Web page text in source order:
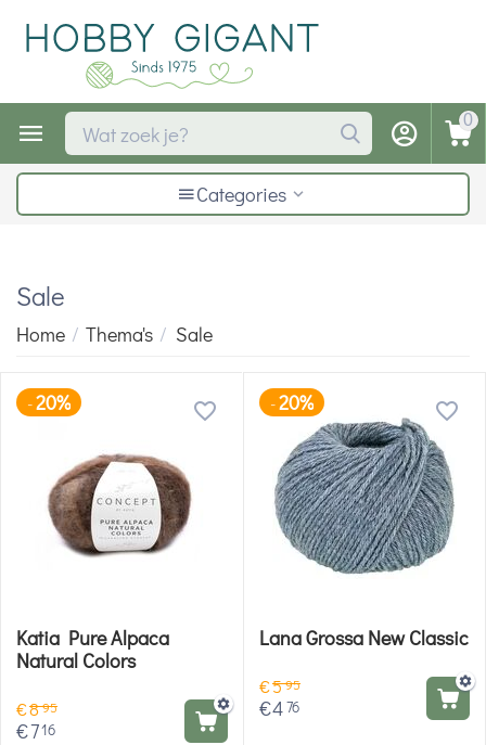
0
Categories
Sale
Home / Thema's / Sale
-20%
Katia Pure Alpaca
Natural Colors
€895
€716
-20%
Lana Grossa New Classic
€595
€476